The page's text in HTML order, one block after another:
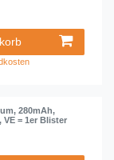
280mAh,
VE = 1er Blister